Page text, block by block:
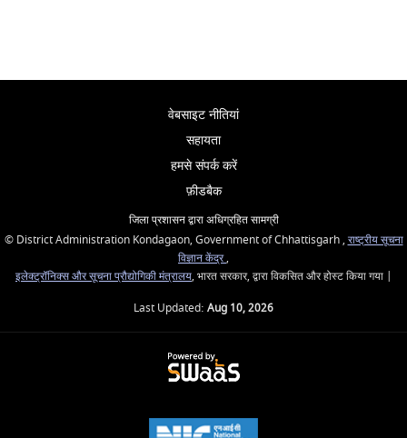
वेबसाइट नीतियां
सहायता
हमसे संपर्क करें
फ़ीडबैक
जिला प्रशासन द्वारा अधिग्रहित सामग्री
© District Administration Kondagaon, Government of Chhattisgarh , राष्ट्रीय सूचना
विज्ञान केंद्र,
इलेक्ट्रॉनिक्स और सूचना प्रौद्योगिकी मंत्रालय, भारत सरकार, द्वारा विकसित और होस्ट किया गया |
Last Updated: Aug 10, 2026